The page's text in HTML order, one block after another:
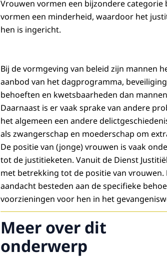
Vrouwen vormen een bijzondere
vormen een minderheid, waardoor het
hen is ingericht.
Bij de vormgeving van beleid zijn mannen
aanbod van het dagprogramma,
behoeften en kwetsbaarheden dan
Daarnaast is er vaak sprake van andere
het algemeen een andere
als zwangerschap en moederschap om
De positie van (jonge) vrouwen is vaak
tot de justitieketen. Vanuit de Dienst
met betrekking tot de positie van vrouwen.
aandacht besteden aan de specifieke
voorzieningen voor hen in het
Meer over dit
onderwerp